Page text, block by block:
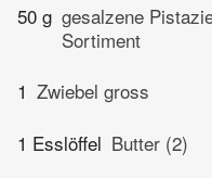
50 g gesalzene
Sortiment
1 Zwiebel gross
1 Esslöffel Butter (2)